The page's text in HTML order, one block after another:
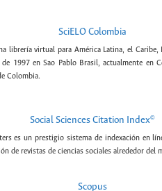
SciELO Colombia
librería virtual para América Latina, el Caribe,
de 1997 en Sao Pablo Brasil, actualmente en
Colombia.
Social Sciences Citation Index©
es un prestigio sistema de indexación en
de revistas de ciencias sociales alrededor del
Scopus